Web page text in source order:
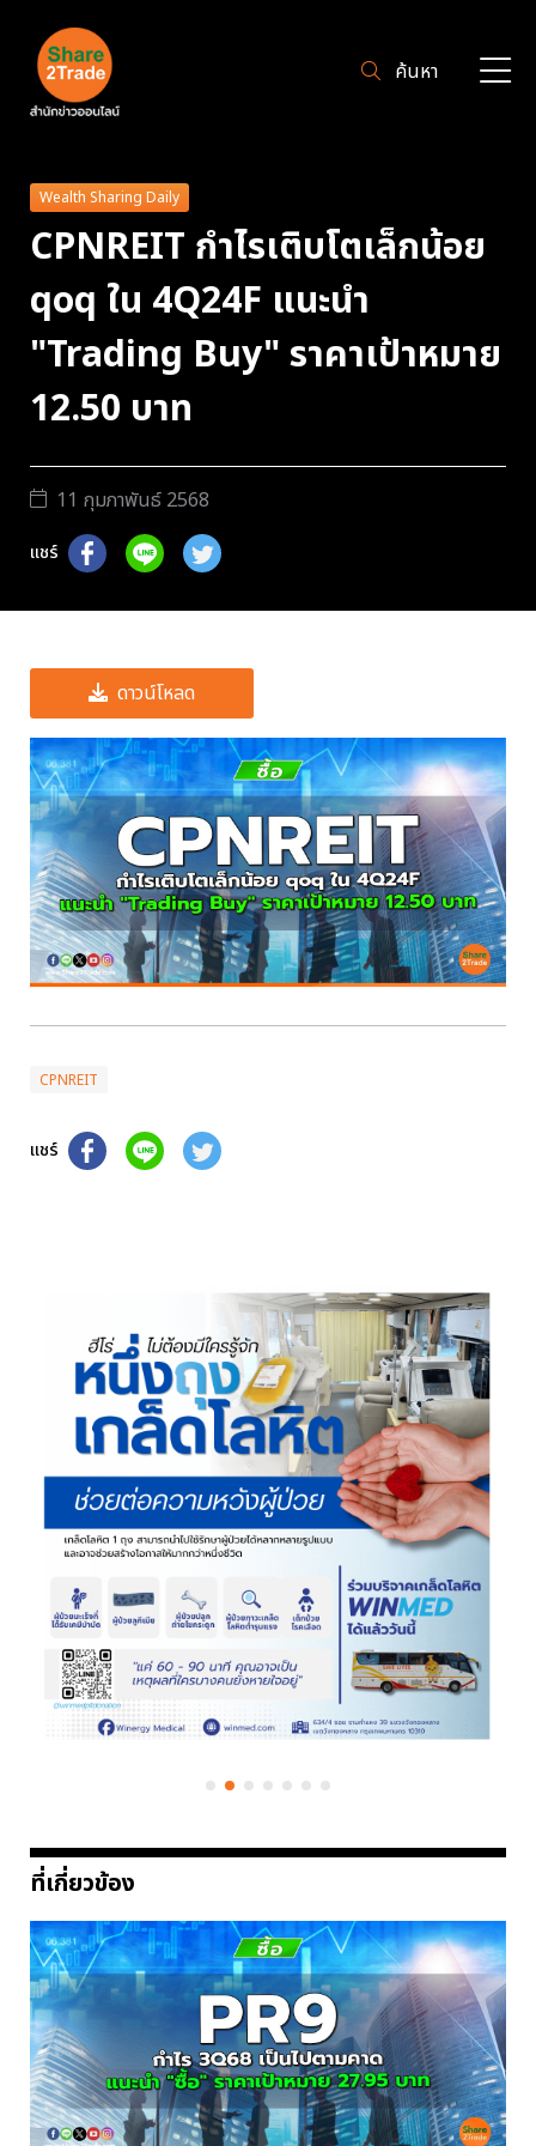
ค้นหา
Wealth Sharing Daily
CPNREIT กำไรเติบโตเล็กน้อย
qoq ใน 4Q24F แนะนำ
"Trading Buy" ราคาเป้าหมาย
12.50 บาท
11 กุมภาพันธ์ 2568
แชร์
ดาวน์โหลด
CPNREIT
แชร์
ที่เกี่ยวข้อง